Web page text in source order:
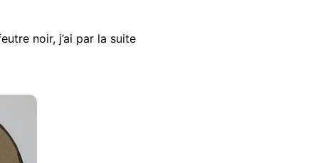
noir, j’ai par la suite